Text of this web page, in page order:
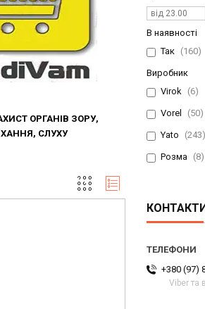
ОРГАНІВ ЗОРУ,
СЛУХУ
В наявності
Так
160
Виробник
Virok
6
Vorel 50
Yato 243
Розма 8
КОНТАКТИ
+380 (97)
Viber та